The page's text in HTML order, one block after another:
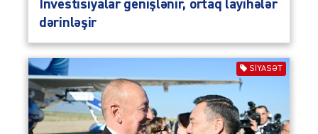
İnvestisiyalar genişlənir, ortaq layihələr
dərinləşir
SIYASƏT